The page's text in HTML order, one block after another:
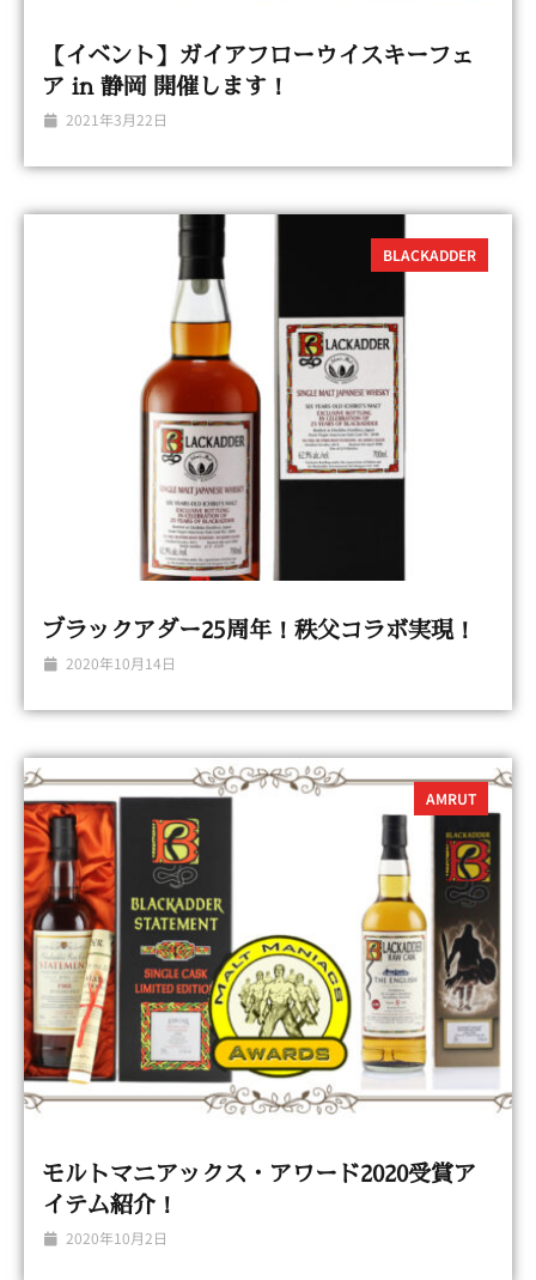
【イベント】ガイアフローウイスキーフェ
ア in 静岡 開催します！
2021年3月22日
BLACKADDER
ブラックアダー25周年！秩父コラボ実現！
2020年10月14日
AMRUT
モルトマニアックス・アワード2020受賞ア
イテム紹介！
2020年10月2日